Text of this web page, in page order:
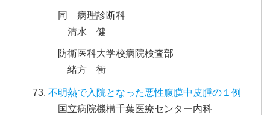
同 病理診断科
清水 健
防衛医科大学校病院検査部
緒方 衝
不明熱で入院となった悪性腹膜中皮腫の１例
国立病院機構千葉医療センター内科